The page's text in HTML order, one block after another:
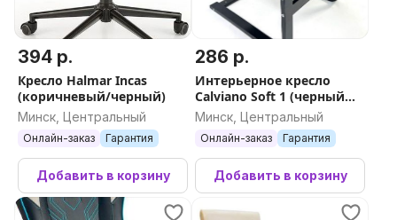
394 р.
Кресло Halmar Incas
(коричневый/черный)
Минск, Центральный
Онлайн-заказ Гарантия
Добавить в корзину
286 р.
Интерьерное кресло
Calviano Soft 1 (черный
PU)
Минск, Центральный
Онлайн-заказ Гарантия
Добавить в корзину